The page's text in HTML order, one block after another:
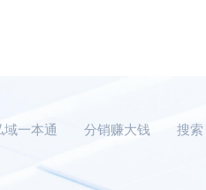
域一本通 分销赚大钱 搜索
利用企业微信进行员工绩效管理？